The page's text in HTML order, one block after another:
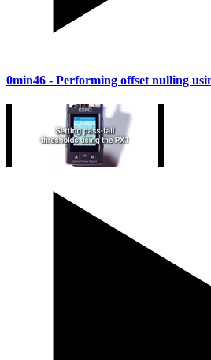
0min46 - Performing offset nulling